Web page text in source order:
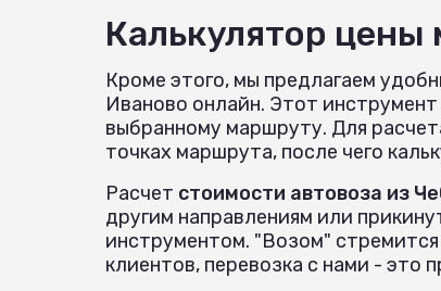
Калькулятор цены
Кроме этого, мы предлагаем
Иваново онлайн. Этот
выбранному маршруту. Для
точках маршрута, после чего
Расчет стоимости автовоза из
другим направлениям или
инструментом. "Возом"
клиентов, перевозка с нами - это